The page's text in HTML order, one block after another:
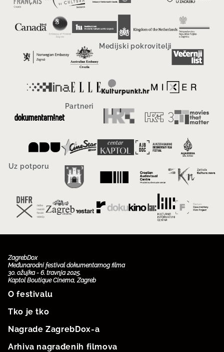
Medijski pokrovitelji
Partneri
Uz potporu
ZagrebDox
Međunarodni festival dokumentarnog filma
30. ožujka - 6. travnja 2025.
Kaptol Boutique Cinema, Zagreb
O festivalu
Tko je tko
Nagrade ZagrebDox-a
Arhiva nagrađenih filmova